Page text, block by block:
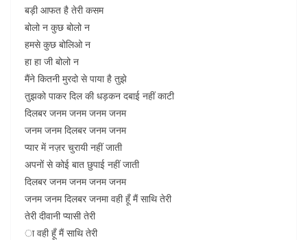
बड़ी आफत है तेरी कसम
बोलो न कुछ बोलो न
हमसे कुछ बोलिओ न
हा हा जी बोलो न
मैंने कितनी मुरदो से पाया है तुझे
तुझको पाकर दिल की धड़कन दबाई नहीं काटी
दिलबर जनम जनम जनम जनम
जनम जनम दिलबर जनम जनम
प्यार में नज़र चुरायी नहीं जाती
अपनों से कोई बात छुपाई नहीं जाती
दिलबर जनम जनम जनम जनम
जनम जनम दिलबर जनमा वही हूँ मैं साथि तेरी
तेरी दीवानी प्यासी तेरी
ा वही हूँ मैं साथि तेरी